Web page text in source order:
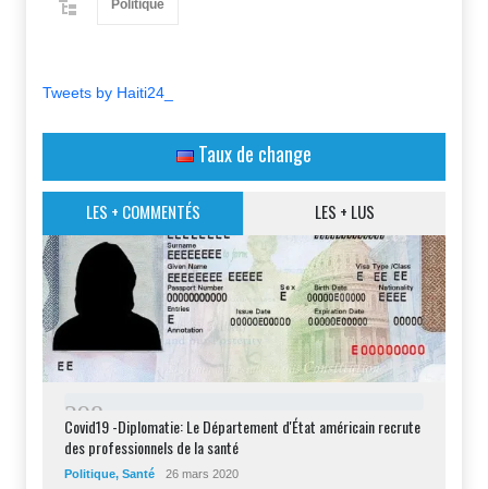
Politique
Tweets by Haiti24_
Taux de change
LES + COMMENTÉS LES + LUS
298
Covid19 -Diplomatie: Le Département d'État américain recrute
des professionnels de la santé
Politique, Santé 26 mars 2020